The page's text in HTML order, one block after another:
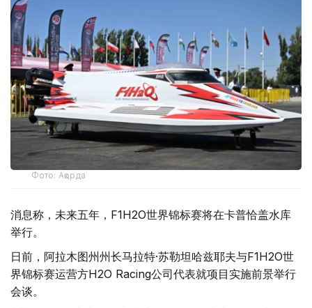
Фото: Ақорда
消息称，未来五年，F1H2O世界锦标赛将在卡普恰盖水库
举行。
日前，阿拉木图州州长马拉特·苏勒坦哈兹耶夫与F1H2O世
界锦标赛运营方H2O Racing公司代表就项目实施前景举行
会谈。